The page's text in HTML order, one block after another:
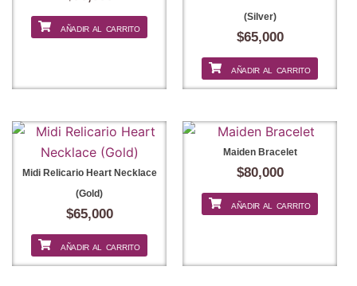
AÑADIR AL CARRITO
(Silver)
$65,000
AÑADIR AL CARRITO
Midi Relicario Heart Necklace
(Gold)
$65,000
AÑADIR AL CARRITO
Maiden Bracelet
$80,000
AÑADIR AL CARRITO